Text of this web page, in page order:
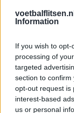
Information
If you wish to
processing of
targeted
section to
opt-out request is
interest-based
us or personal
spelers
Gloukh
Steur